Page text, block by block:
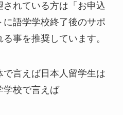
れている方は「お申込
語学学校終了後のサポ
事を推奨しています。
言えば日本人留学生は
学校で言えば